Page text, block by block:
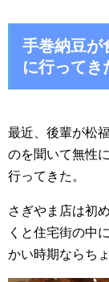
手巻納豆が
に行ってき
最近、後輩が松
のを聞いて無性
行ってきた。
さぎやま店は初
くと住宅街の中
かい時期ならち